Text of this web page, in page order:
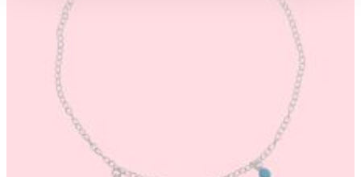
Χρησιμοποιούμε cookies ώστε η τοποθεσία μας να λειτουργεί
σωστά, να εξατομικεύουμε περιεχόμενο και διαφημίσεις, να
παρέχουμε λειτουργίες μέσων κοινωνικής δικτύωσης και να
αναλύουμε την κυκλοφορία μας. Εμείς και οι 1022 συνεργάτες
μας επεξεργαζόμαστε προσωπικά σας δεδομένα, π.χ. τη
διεύθυνση IP σας, χρησιμοποιώντας τεχνολογία όπως cookies
για να αποθηκεύουμε και να έχουμε πρόσβαση σε πληροφορίες
στη συσκευή σας, με σκοπό την προβολή εξατομικευμένων
διαφημίσεων και περιεχομένου, τις μετρήσεις σχετικά με
διαφημίσεις και περιεχόμενο, την καλύτερη εικόνα του κοινού